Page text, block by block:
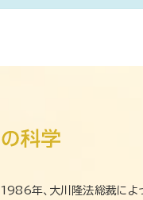
年、大川隆法総裁によ